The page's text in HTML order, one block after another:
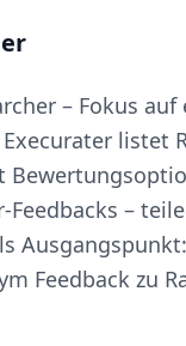
– Fokus
listet
–
Feedback zu